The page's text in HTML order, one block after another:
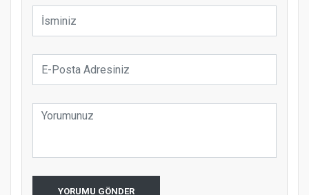
YORUMU GÖNDER
Samsun Atakum’da Ayasofya Camii
Etkinliği
Türkiye’de insanlar dinle bağlarını